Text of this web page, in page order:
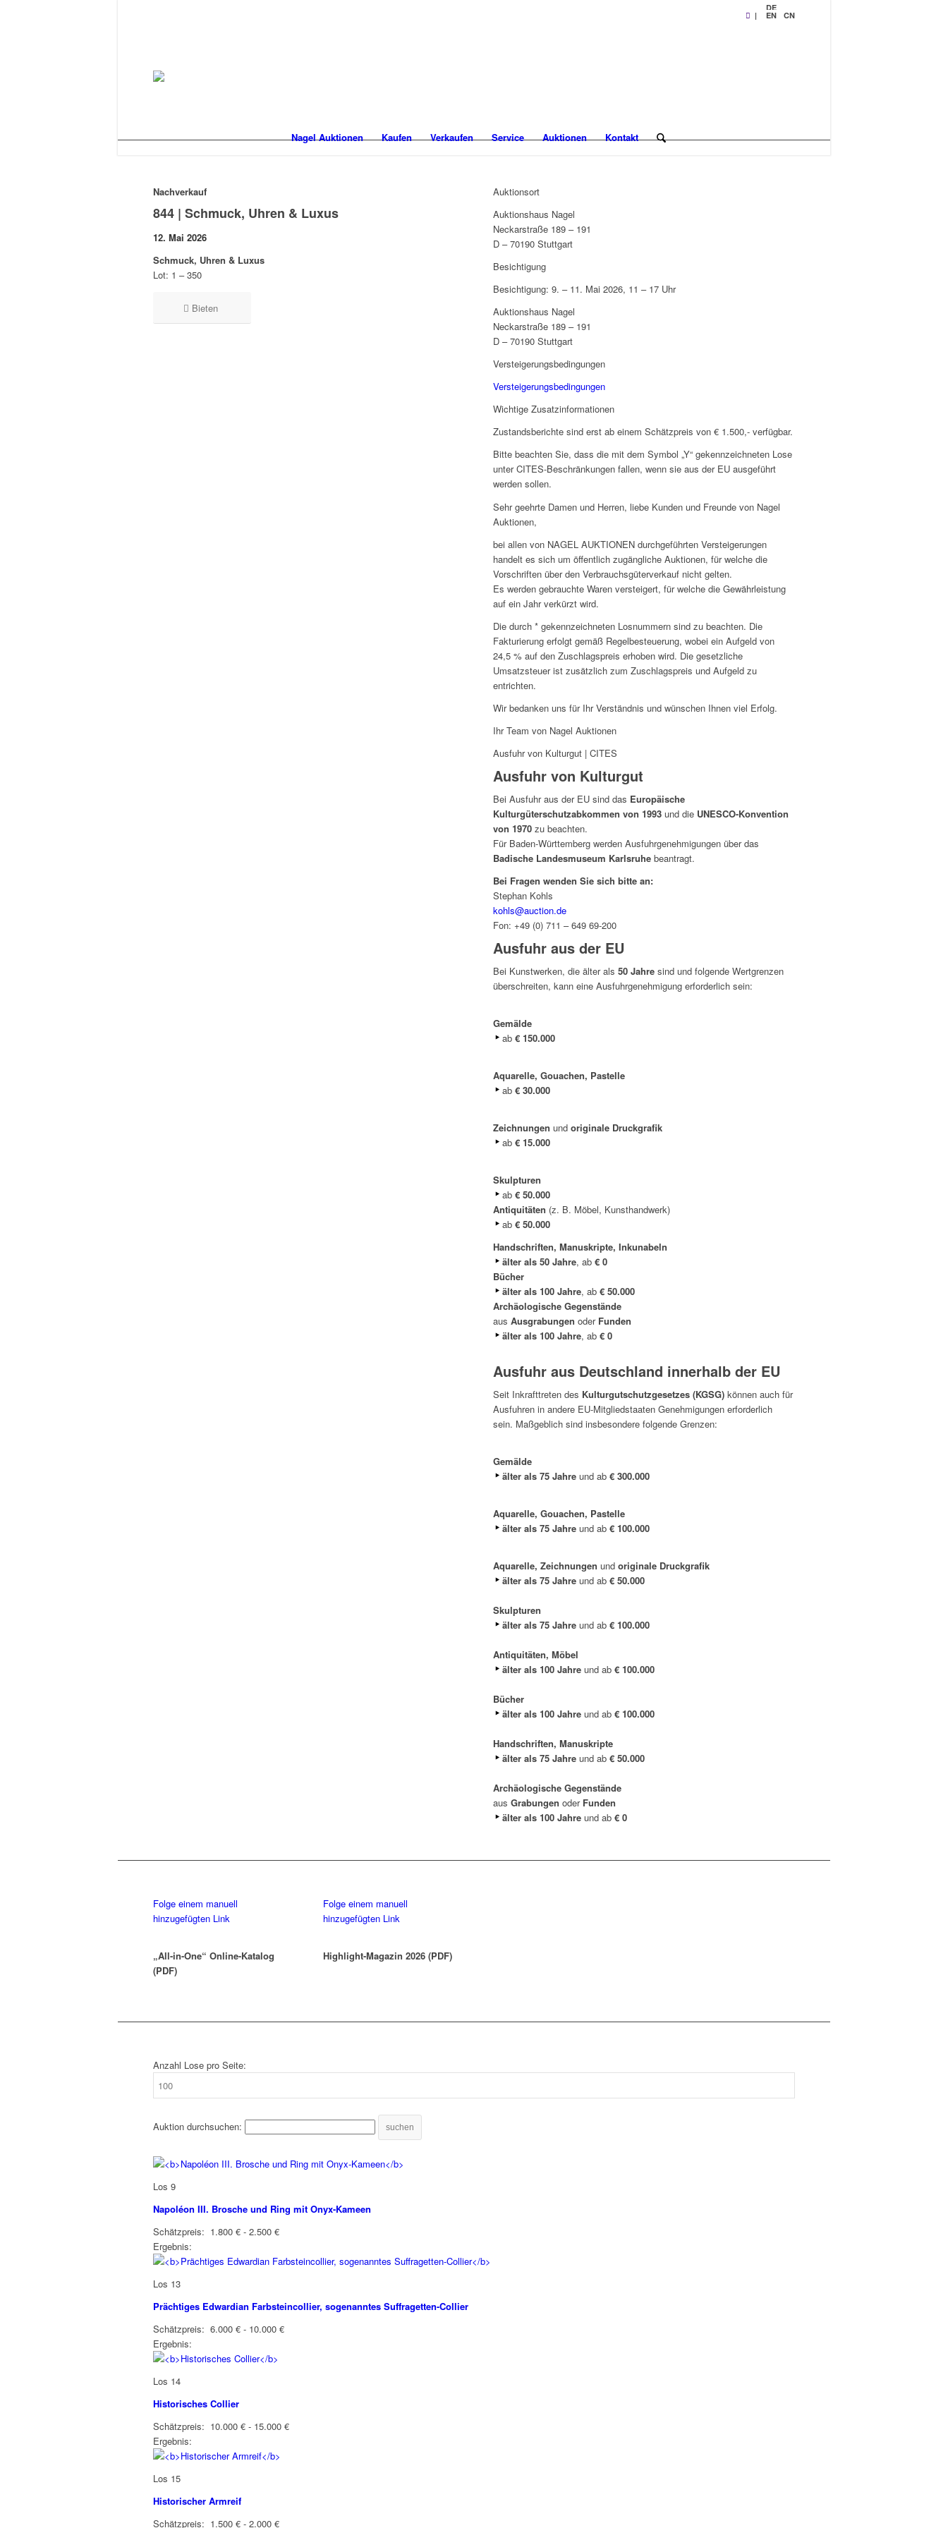
|
DE
EN CN
Nagel Auktionen Kaufen Verkaufen Service Auktionen Kontakt
Nachverkauf
844 | Schmuck, Uhren & Luxus
12. Mai 2026
Schmuck, Uhren & Luxus
Lot: 1 – 350
Bieten
Auktionsort
Auktionshaus Nagel
Neckarstraße 189 – 191
D – 70190 Stuttgart
Besichtigung
Besichtigung: 9. – 11. Mai 2026, 11 – 17 Uhr
Auktionshaus Nagel
Neckarstraße 189 – 191
D – 70190 Stuttgart
Versteigerungsbedingungen
Versteigerungsbedingungen
Wichtige Zusatzinformationen
Zustandsberichte sind erst ab einem Schätzpreis von € 1.500,- verfügbar.
Bitte beachten Sie, dass die mit dem Symbol „Y“ gekennzeichneten Lose
unter CITES-Beschränkungen fallen, wenn sie aus der EU ausgeführt
werden sollen.
Sehr geehrte Damen und Herren, liebe Kunden und Freunde von Nagel
Auktionen,
bei allen von NAGEL AUKTIONEN durchgeführten Versteigerungen
handelt es sich um öffentlich zugängliche Auktionen, für welche die
Vorschriften über den Verbrauchsgüterverkauf nicht gelten.
Es werden gebrauchte Waren versteigert, für welche die Gewährleistung
auf ein Jahr verkürzt wird.
Die durch * gekennzeichneten Losnummern sind zu beachten. Die
Fakturierung erfolgt gemäß Regelbesteuerung, wobei ein Aufgeld von
24,5 % auf den Zuschlagspreis erhoben wird. Die gesetzliche
Umsatzsteuer ist zusätzlich zum Zuschlagspreis und Aufgeld zu
entrichten.
Wir bedanken uns für Ihr Verständnis und wünschen Ihnen viel Erfolg.
Ihr Team von Nagel Auktionen
Ausfuhr von Kulturgut | CITES
Ausfuhr von Kulturgut
Bei Ausfuhr aus der EU sind das Europäische
Kulturgüterschutzabkommen von 1993 und die UNESCO-Konvention
von 1970 zu beachten.
Für Baden-Württemberg werden Ausfuhrgenehmigungen über das
Badische Landesmuseum Karlsruhe beantragt.
Bei Fragen wenden Sie sich bitte an:
Stephan Kohls
kohls@auction.de
Fon: +49 (0) 711 – 649 69-200
Ausfuhr aus der EU
Bei Kunstwerken, die älter als 50 Jahre sind und folgende Wertgrenzen
überschreiten, kann eine Ausfuhrgenehmigung erforderlich sein:
Gemälde
ab€ 150.000
Aquarelle, Gouachen, Pastelle
ab € 30.000
Zeichnungen undoriginale Druckgrafik
ab€ 15.000
Skulpturen
ab € 50.000
Antiquitäten (z. B. Möbel, Kunsthandwerk)
ab€ 50.000
Handschriften, Manuskripte, Inkunabeln
älter als 50 Jahre, ab€ 0
Bücher
älter als 100 Jahre, ab€ 50.000
Archäologische Gegenstände
ausAusgrabungenoder Funden
älter als 100 Jahre, ab€ 0
Ausfuhr aus Deutschland innerhalb der EU
Seit Inkrafttreten des Kulturgutschutzgesetzes (KGSG) können auch für
Ausfuhren in andere EU-Mitgliedstaaten Genehmigungen erforderlich
sein. Maßgeblich sind insbesondere folgende Grenzen:
Gemälde
älter als 75 Jahre und ab€ 300.000
Aquarelle, Gouachen, Pastelle
älter als 75 Jahre und ab€ 100.000
Aquarelle, Zeichnungenundoriginale Druckgrafik
älter als 75 Jahre und ab€ 50.000
Skulpturen
älter als 75 Jahre und ab€ 100.000
Antiquitäten, Möbel
älter als 100 Jahre und ab€ 100.000
Bücher
älter als 100 Jahre und ab€ 100.000
Handschriften, Manuskripte
älter als 75 Jahre und ab€ 50.000
Archäologische Gegenstände
ausGrabungenoder Funden
älter als 100 Jahre und ab€ 0
Folge einem manuell
hinzugefügten Link
„All-in-One“ Online-Katalog
(PDF)
Folge einem manuell
hinzugefügten Link
Highlight-Magazin 2026 (PDF)
Anzahl Lose pro Seite:
Auktion durchsuchen: suchen
Los 9
Napoléon III. Brosche und Ring mit Onyx-Kameen
Schätzpreis: 1.800 € - 2.500 €
Ergebnis:
Los 13
Prächtiges Edwardian Farbsteincollier, sogenanntes Suffragetten-Collier
Schätzpreis: 6.000 € - 10.000 €
Ergebnis:
Los 14
Historisches Collier
Schätzpreis: 10.000 € - 15.000 €
Ergebnis:
Los 15
Historischer Armreif
Schätzpreis: 1.500 € - 2.000 €